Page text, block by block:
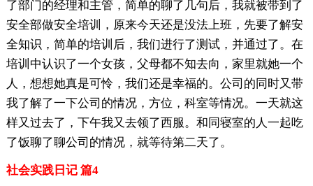
了部门的经理和主管，简单的聊了几句后，我就被带到了
安全部做安全培训，原来今天还是没法上班，先要了解安
全知识，简单的培训后，我们进行了测试，并通过了。在
培训中认识了一个女孩，父母都不知去向，家里就她一个
人，想想她真是可怜，我们还是幸福的。公司的同时又带
我了解了一下公司的情况，方位，科室等情况。一天就这
样又过去了，下午我又去领了西服。和同寝室的人一起吃
了饭聊了聊公司的情况，就等待第二天了。
社会实践日记 篇4